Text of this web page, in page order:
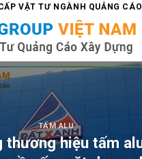
VẬT TƯ NGÀNH QUẢNG CÁO
TẤM ALU
thương hiệu tấm